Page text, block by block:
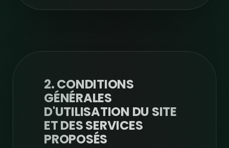
2. CONDITIONS
GÉNÉRALES
D'UTILISATION DU SITE
ET DES SERVICES
PROPOSÉS